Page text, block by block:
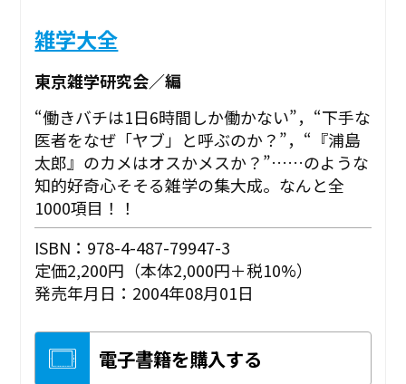
雑学大全
東京雑学研究会／編
“働きバチは1日6時間しか働かない”，“下手な
医者をなぜ「ヤブ」と呼ぶのか？”，“『浦島
太郎』のカメはオスかメスか？”……のような
知的好奇心そそる雑学の集大成。なんと全
1000項目！！
ISBN：978-4-487-79947-3
定価2,200円（本体2,000円＋税10%）
発売年月日：2004年08月01日
電子書籍を購入する